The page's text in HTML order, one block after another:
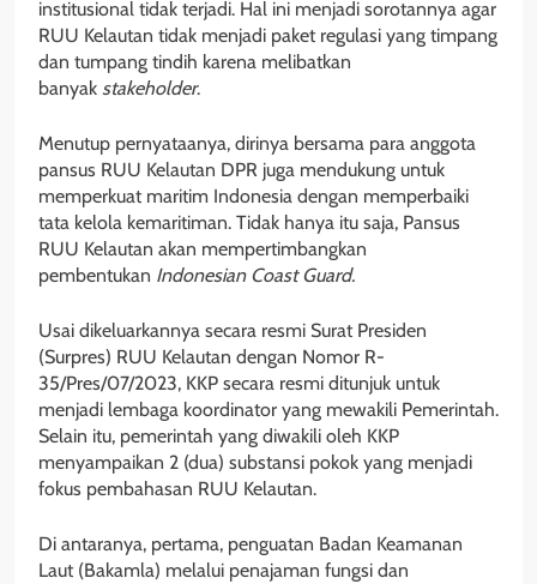
institusional tidak terjadi. Hal ini menjadi sorotannya agar
RUU Kelautan tidak menjadi paket regulasi yang timpang
dan tumpang tindih karena melibatkan
banyak stakeholder.
Menutup pernyataanya, dirinya bersama para anggota
pansus RUU Kelautan DPR juga mendukung untuk
memperkuat maritim Indonesia dengan memperbaiki
tata kelola kemaritiman. Tidak hanya itu saja, Pansus
RUU Kelautan akan mempertimbangkan
pembentukan Indonesian Coast Guard.
Usai dikeluarkannya secara resmi Surat Presiden
(Surpres) RUU Kelautan dengan Nomor R-
35/Pres/07/2023, KKP secara resmi ditunjuk untuk
menjadi lembaga koordinator yang mewakili Pemerintah.
Selain itu, pemerintah yang diwakili oleh KKP
menyampaikan 2 (dua) substansi pokok yang menjadi
fokus pembahasan RUU Kelautan.
Di antaranya, pertama, penguatan Badan Keamanan
Laut (Bakamla) melalui penajaman fungsi dan